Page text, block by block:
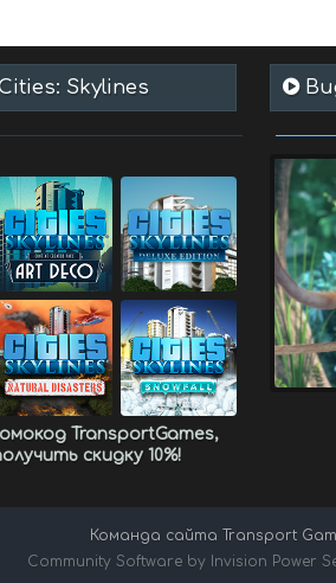
Skylines
TransportGames,
скидку 10%!
Команда сайта Transport
Community Software by Invision Power